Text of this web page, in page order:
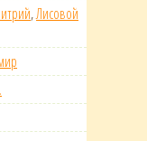
,Лисовой